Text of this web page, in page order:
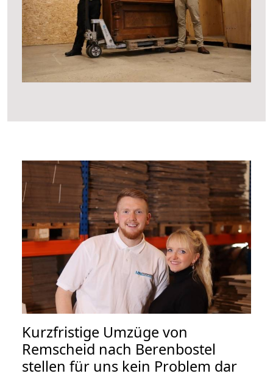
Kurzfristige Umzüge von
Remscheid nach Berenbostel
stellen für uns kein Problem dar